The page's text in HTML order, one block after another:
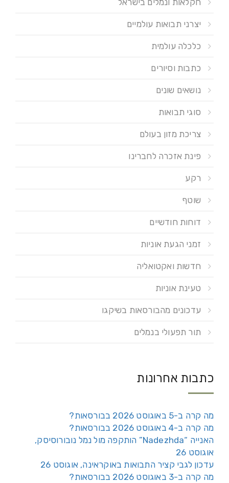
חקלאות ונמלים בישראל
יצרני תבואות עולמיים
כלכלה עולמית
כתבות וסיורים
נושאים שונים
סוגי תבואות
צריכת מזון בעולם
פינת אזכרה לחברינו
רקע
שוטף
דוחות חודשיים
זמני הגעת אוניות
חדשות ואקטואליה
טעינת אוניות
עדכונים מהבורסאות בשיקגו
תור תפעולי בנמלים
כתבות אחרונות
מה קרה ב-5 באוגוסט 2026 בבורסאות?
מה קרה ב-4 באוגוסט 2026 בבורסאות?
האנייה “Nadezhda” הותקפה מול נמל נובורוסיסק,
אוגוסט 26
עדכון לגבי קציר התבואות באוקראינה, אוגוסט 26
מה קרה ב-3 באוגוסט 2026 בבורסאות?